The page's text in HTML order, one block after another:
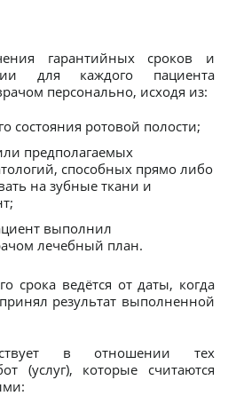
гарантийных сроков и
для каждого пациента
персонально, исходя из:
состояния ротовой полости;
предполагаемых
способных прямо либо
на зубные ткани и
выполнил
лечебный план.
срока ведётся от даты, когда
результат выполненной
в отношении тех
(услуг), которые считаются